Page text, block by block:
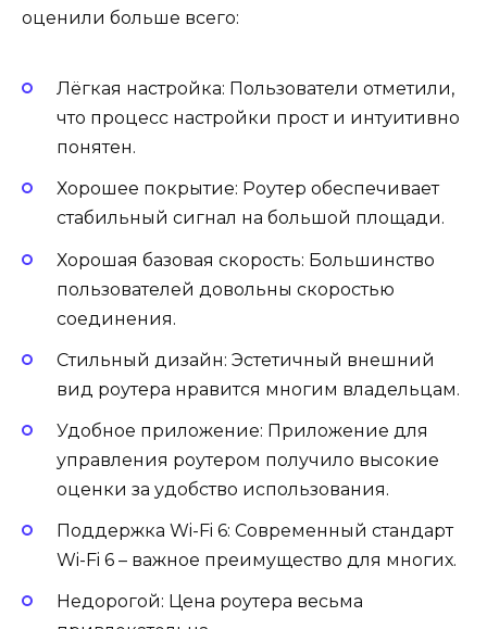
оценили больше всего:
Лёгкая настройка: Пользователи отметили,
что процесс настройки прост и интуитивно
понятен.
Хорошее покрытие: Роутер обеспечивает
стабильный сигнал на большой площади.
Хорошая базовая скорость: Большинство
пользователей довольны скоростью
соединения.
Стильный дизайн: Эстетичный внешний
вид роутера нравится многим владельцам.
Удобное приложение: Приложение для
управления роутером получило высокие
оценки за удобство использования.
Поддержка Wi-Fi 6: Современный стандарт
Wi-Fi 6 – важное преимущество для многих.
Недорогой: Цена роутера весьма